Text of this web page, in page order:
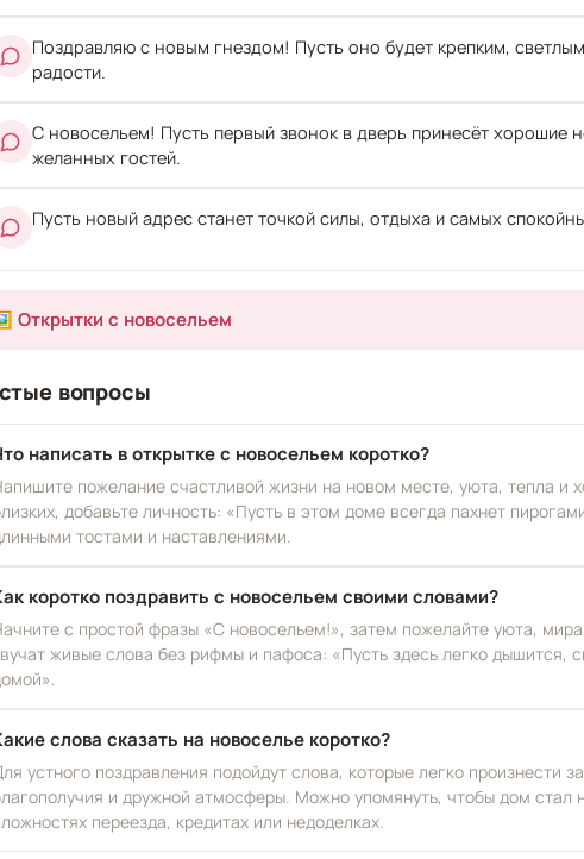
Поздравляю с новым гнездом! Пусть оно будет крепким,
радости.
С новосельем! Пусть первый звонок в дверь принесёт хорошие
желанных гостей.
Пусть новый адрес станет точкой силы, отдыха и самых
Открытки с новосельем
вопросы
написать в открытке с новосельем коротко?
пожелание счастливой жизни на новом месте, уюта, тепла и
добавьте личность: «Пусть в этом доме всегда пахнет
тостами и наставлениями.
коротко поздравить с новосельем своими словами?
с простой фразы «С новосельем!», затем пожелайте уюта,
живые слова без рифмы и пафоса: «Пусть здесь легко дышится,
слова сказать на новоселье коротко?
устного поздравления подойдут слова, которые легко произнести
и дружной атмосферы. Можно упомянуть, чтобы дом
переезда, кредитах или недоделках.